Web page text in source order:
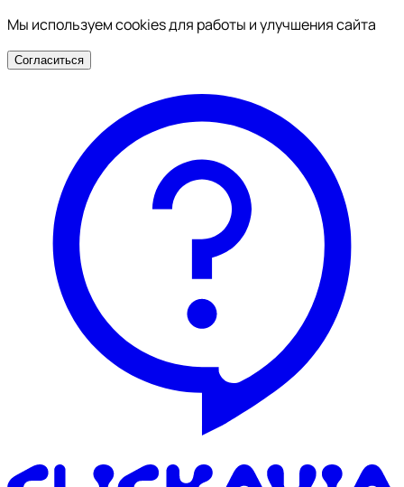
Мы используем cookies для работы и улучшения сайта
Согласиться